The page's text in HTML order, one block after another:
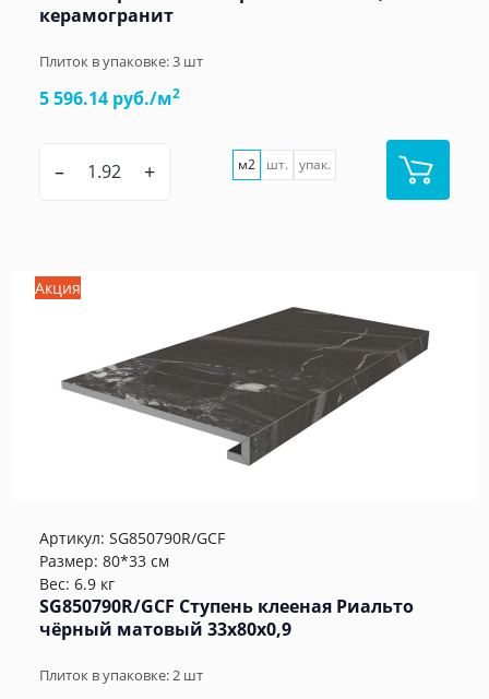
керамогранит
Плиток в упаковке:3 шт
5 596.14 руб./м2
– + м2 шт. упак.
Акция
Артикул: SG850790R/GCF
Размер: 80*33 см
Вес: 6.9 кг
SG850790R/GCF Ступень клееная Риальто
чёрный матовый 33x80x0,9
Плиток в упаковке:2 шт